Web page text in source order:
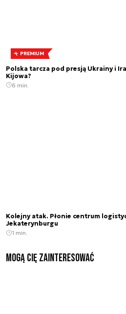
PREMIUM
Polska tarcza pod presją Ukrainy i
Kijowa?
6 min.
Kolejny atak. Płonie centrum
Jekaterynburgu
1 min.
Mogą Cię zainteresować